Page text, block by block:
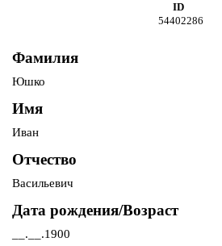
ID
54402286
Фамилия
Юшко
Имя
Иван
Отчество
Васильевич
Дата рождения/Возраст
__.__.1900